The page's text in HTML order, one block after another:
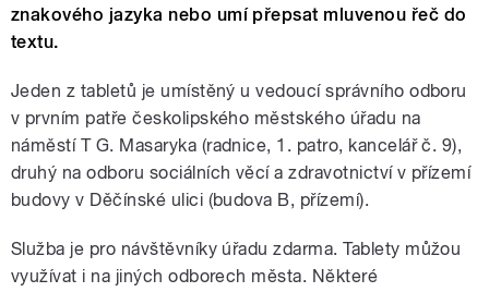
znakového jazyka nebo umí přepsat mluvenou řeč do
textu.
Jeden z tabletů je umístěný u vedoucí správního odboru
v prvním patře českolipského městského úřadu na
náměstí T G. Masaryka (radnice, 1. patro, kancelář č. 9),
druhý na odboru sociálních věcí a zdravotnictví v přízemí
budovy v Děčínské ulici (budova B, přízemí).
Služba je pro návštěvníky úřadu zdarma. Tablety můžou
využívat i na jiných odborech města. Některé